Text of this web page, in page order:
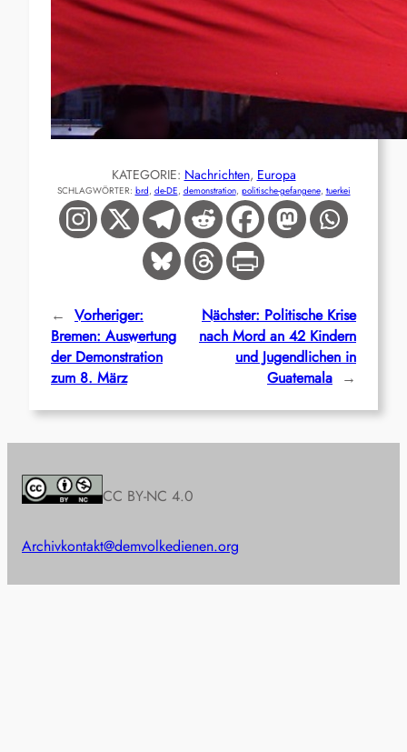
KATEGORIE: Nachrichten, Europa
SCHLAGWÖRTER: brd, de-DE, demonstration, politische-gefangene, tuerkei
← Vorheriger:
Bremen: Auswertung
der Demonstration
zum 8. März
Nächster: Politische Krise
nach Mord an 42 Kindern
und Jugendlichen in
Guatemala →
CC BY-NC 4.0
Archivkontakt@demvolkedienen.org